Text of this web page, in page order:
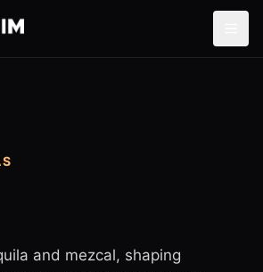
and mezcal, shaping